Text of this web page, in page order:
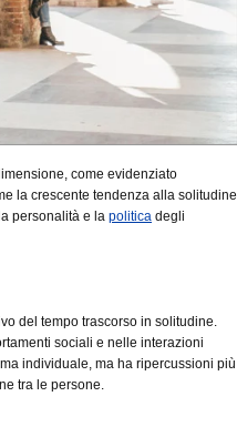
come evidenziato
la crescente tendenza alla solitudine
personalità e la politica degli
del tempo trascorso in solitudine.
sociali e nelle interazioni
individuale, ma ha ripercussioni più
tra le persone.